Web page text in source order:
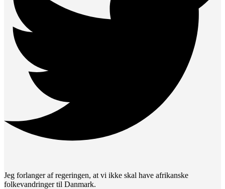
Jeg forlanger af regeringen, at vi ikke skal have afrikanske
folkevandringer til Danmark.